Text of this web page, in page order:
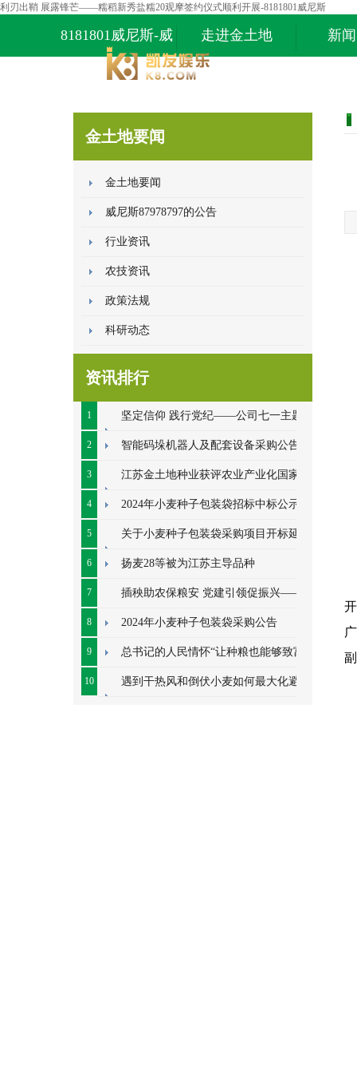
利刃出鞘 展露锋芒——糯稻新秀盐糯20观摩签约仪式顺利开展-8181801威尼斯
8181801威尼斯-威
尼斯87978797
走进金土地 新
金土地要闻
金土地要闻
威尼斯87978797的公告
行业资讯
农技资讯
政策法规
科研动态
资讯排行
1 坚定信仰 践行党纪——公司七一主题党
日系列活动顺利开展
2 智能码垛机器人及配套设备采购公告
3 江苏金土地种业获评农业产业化国家重
点龙头企业
4 2024年小麦种子包装袋招标中标公示
5 关于小麦种子包装袋采购项目开标延期
的公告
6 扬麦28等被为江苏主导品种
7 插秧助农保粮安 党建引领促振兴——七
里甸社区党总支、公司党支部联合开展插秧助
农耕
8 2024年小麦种子包装袋采购公告
9 总书记的人民情怀“让种粮也能够致富”
10 遇到干热风和倒伏小麦如何最大化避免